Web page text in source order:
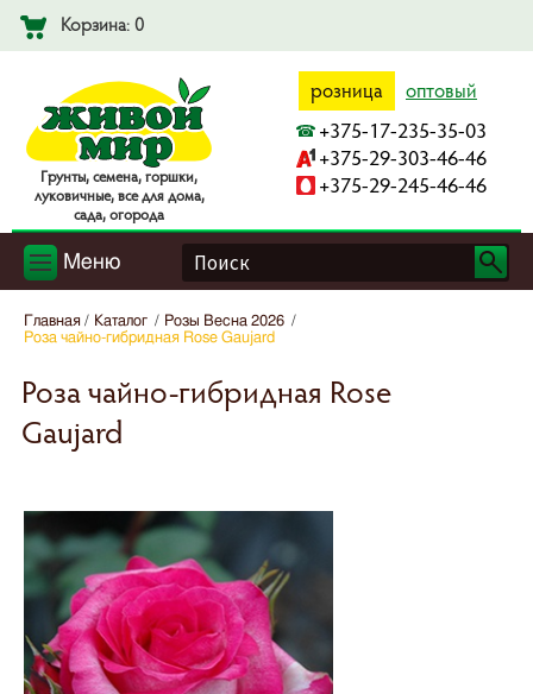
Корзина: 0
Гpyнты, ceмeнa, гopшки,
лyкoвичныe, вce для дoмa,
caдa, oгopoдa
розница оптовый
+375-17-235-35-03
+375-29-303-46-46
+375-29-245-46-46
Меню
Главная Каталог
Розы Весна 2026
Роза чайно-гибридная Rose Gaujard
Роза чайно-гибридная Rose
Gaujard